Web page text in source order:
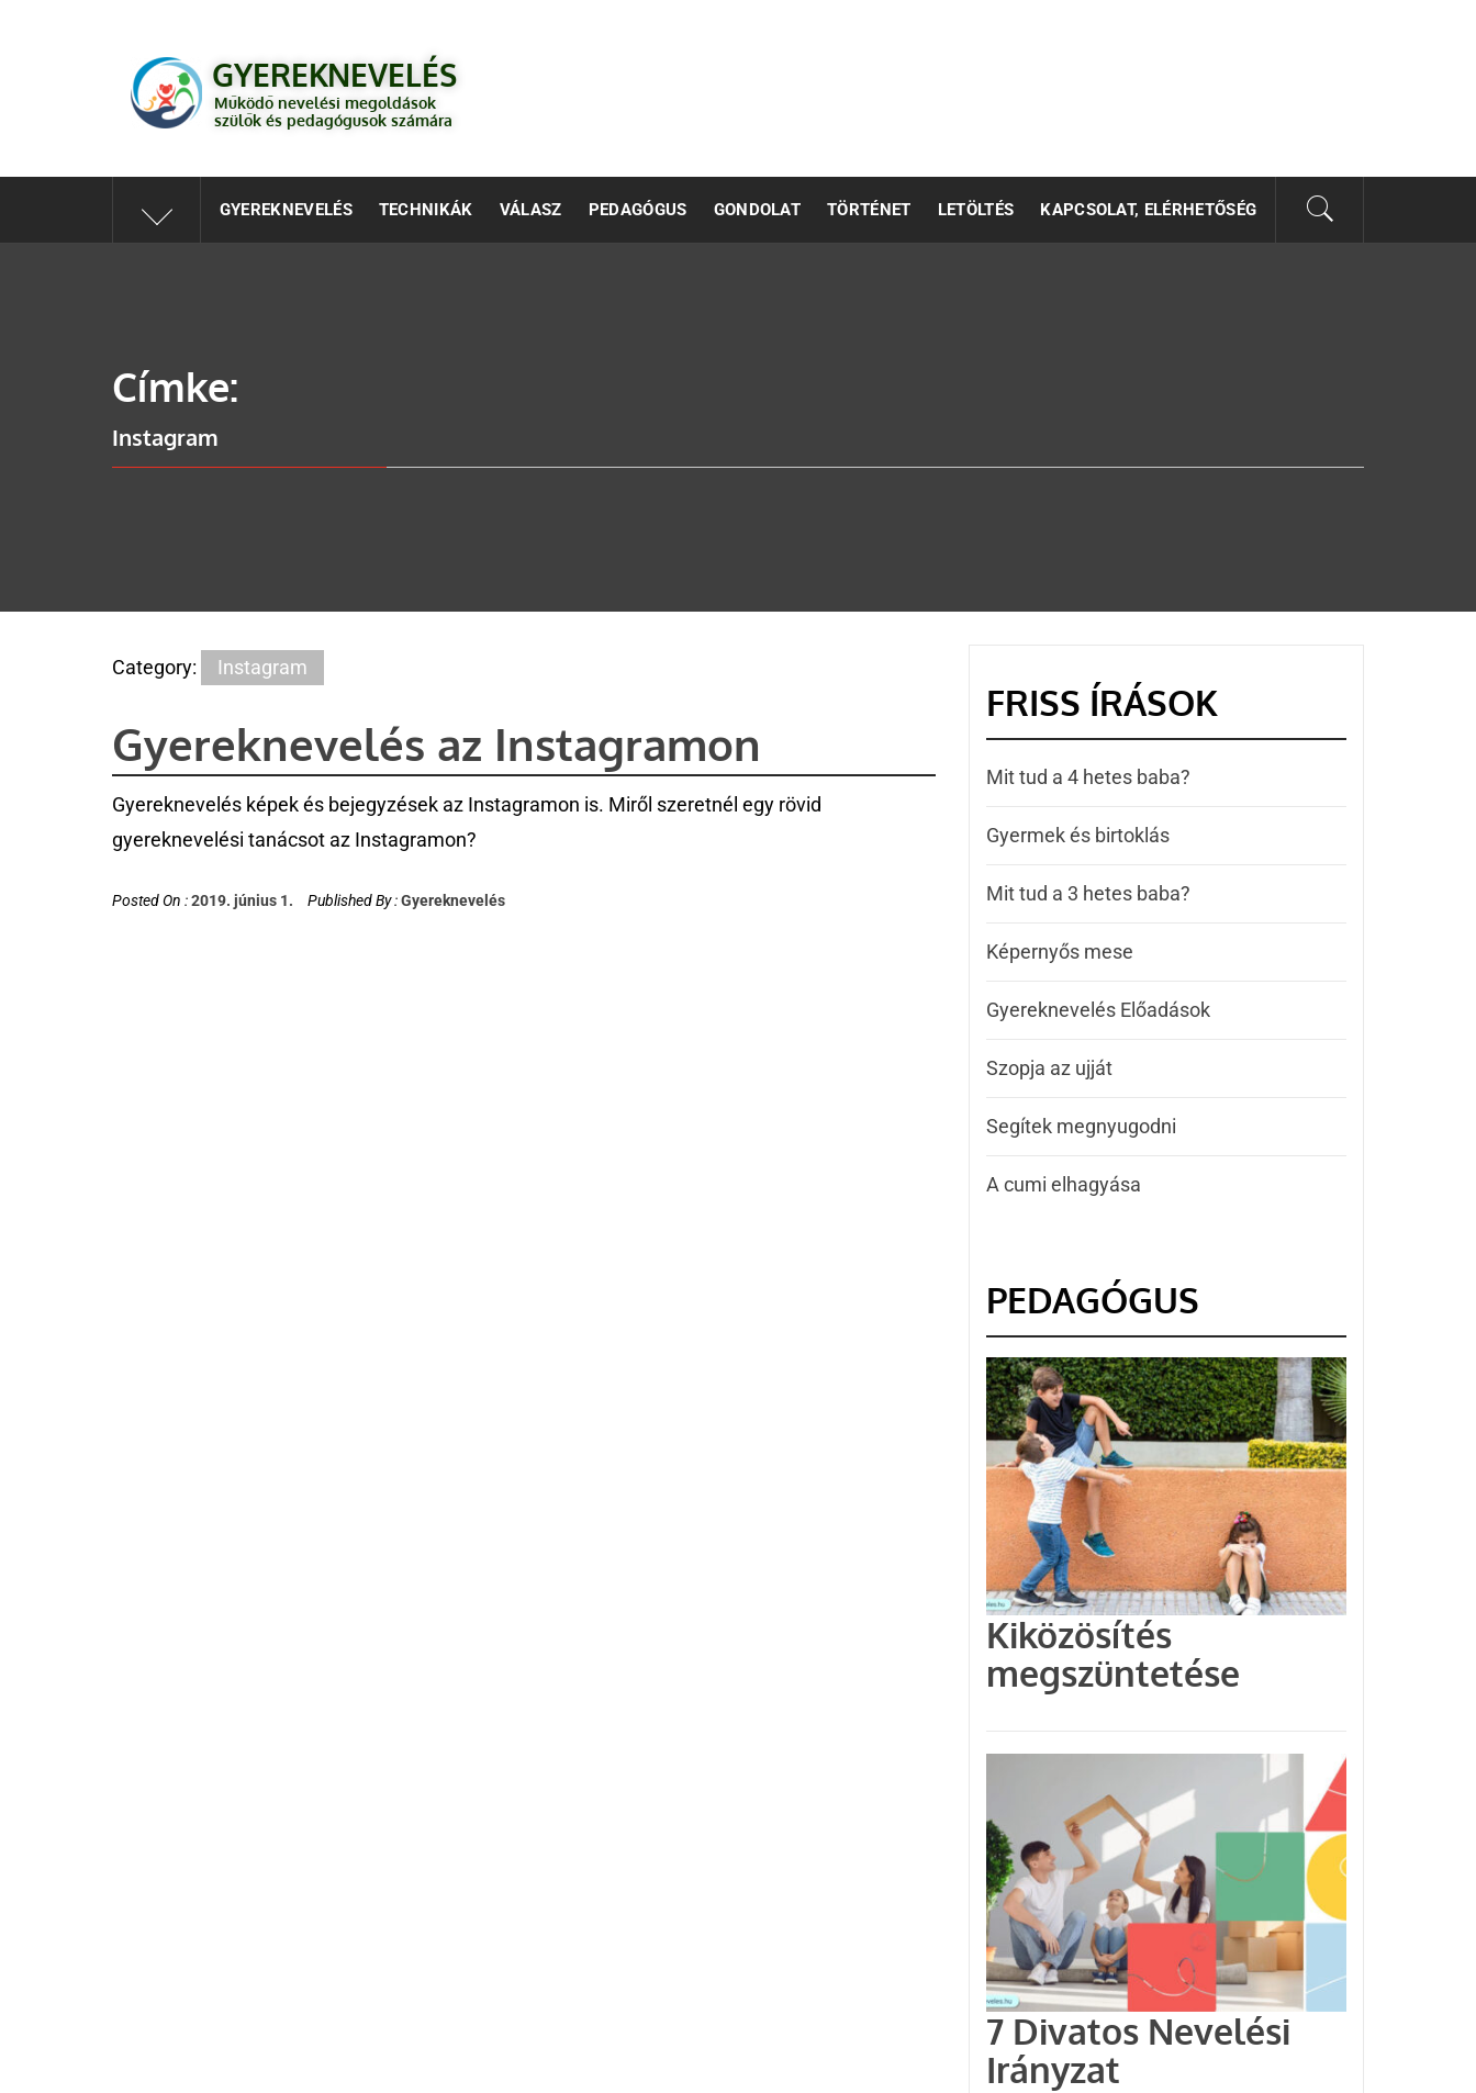
GYEREKNEVELÉS
GYEREKNEVELÉS
Működő nevelési megoldások
szülők és pedagógusok számára
GYEREKNEVELÉS TECHNIKÁK VÁLASZ PEDAGÓGUS GONDOLAT TÖRTÉNET LETÖLTÉS KAPCSOLAT, ELÉRHETŐSÉG
Címke:
Instagram
Category: Instagram
Gyereknevelés az Instagramon
Gyereknevelés képek és bejegyzések az Instagramon is. Miről szeretnél egy rövid
gyereknevelési tanácsot az Instagramon?
Posted On :2019. június 1. Published By :Gyereknevelés
FRISS ÍRÁSOK
Mit tud a 4 hetes baba?
Gyermek és birtoklás
Mit tud a 3 hetes baba?
Képernyős mese
Gyereknevelés Előadások
Szopja az ujját
Segítek megnyugodni
A cumi elhagyása
PEDAGÓGUS
Kiközösítés
megszüntetése
7 Divatos Nevelési
Irányzat